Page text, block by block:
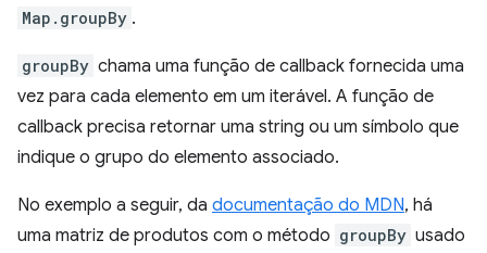
Map.groupBy .
groupBy chama uma função de callback fornecida uma
vez para cada elemento em um iterável. A função de
callback precisa retornar uma string ou um símbolo que
indique o grupo do elemento associado.
No exemplo a seguir, da documentação do MDN, há
uma matriz de produtos com o método groupBy usado